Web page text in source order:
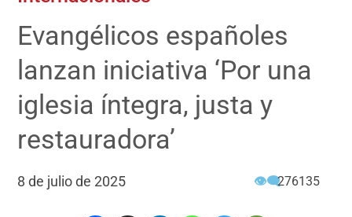
Evangélicos españoles
lanzan iniciativa ‘Por una
iglesia íntegra, justa y
restauradora’
8 de julio de 2025 👁‍🗨276135